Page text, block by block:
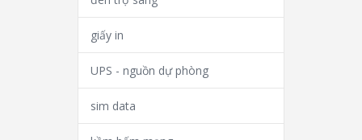
giấy in
UPS - nguồn dự phòng
sim data